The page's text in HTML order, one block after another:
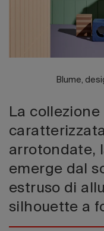
Blume,
La collezione
arrotondate,
emerge dal
estruso di
silhouette a